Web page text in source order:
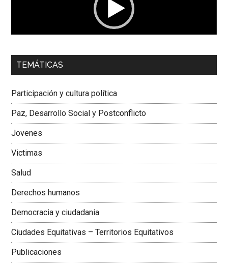
00:00 01:04
Dra. Carolina Corcho Mejía,Presidenta Corporación
Colombiana
TEMÁTICAS
Participación y cultura política
Paz, Desarrollo Social y Postconflicto
Jovenes
Victimas
Salud
Derechos humanos
Democracia y ciudadania
Ciudades Equitativas – Territorios Equitativos
Publicaciones